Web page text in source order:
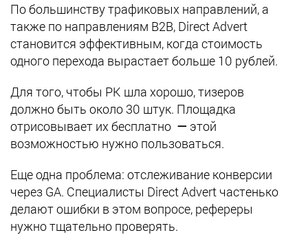
По большинству трафиковых направлений, а
также по направлениям B2B, Direct Advert
становится эффективным, когда стоимость
одного перехода вырастает больше 10 рублей.
Для того, чтобы РК шла хорошо, тизеров
должно быть около 30 штук. Площадка
отрисовывает их бесплатно — этой
возможностью нужно пользоваться.
Еще одна проблема: отслеживание конверсии
через GA. Специалисты Direct Advert частенько
делают ошибки в этом вопросе, рефереры
нужно тщательно проверять.